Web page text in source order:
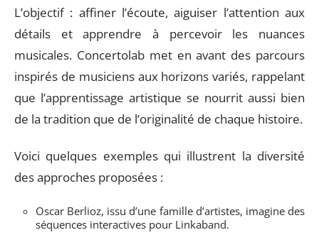
L’objectif : affiner l’écoute, aiguiser l’attention aux
détails et apprendre à percevoir les nuances
musicales. Concertolab met en avant des parcours
inspirés de musiciens aux horizons variés, rappelant
que l’apprentissage artistique se nourrit aussi bien
de la tradition que de l’originalité de chaque histoire.
Voici quelques exemples qui illustrent la diversité
des approches proposées :
Oscar Berlioz, issu d’une famille d’artistes, imagine des
séquences interactives pour Linkaband.